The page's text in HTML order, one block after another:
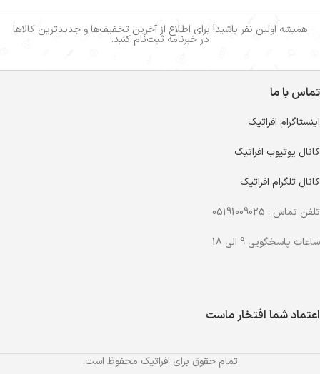
همیشه اولین نفر باشید! برای اطلاع از آخرین تخفیف‌ها و جدیدترین کالاها
در خبرنامه ثبت‌نام کنید.
تماس با ما
اینستاگرام افراتیک
کانال یوتیوب افراتیک
کانال تلگرام افراتیک
تلفن تماس : 05191009025
ساعات پاسخگویی 9 الی 18
اعتماد شما افتخار ماست
تمام حقوق برای افراتیک محفوظ است.